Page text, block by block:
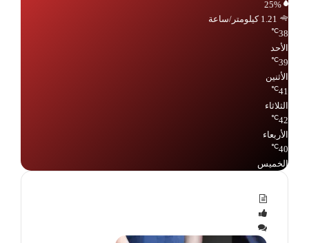
25%
1.21 كيلومتر/ساعة
38
℃
الأحد
39
℃
الأثنين
41
℃
الثلاثاء
42
℃
الأربعاء
40
℃
الخميس